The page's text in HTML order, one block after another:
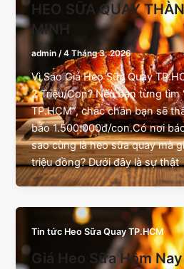
HEO SỮA QUAY
MINH
admin/4 Tháng 3, 2026
Vì Sao Giá Heo Sữa Quay
2 Triệu/Con? Nếu bạn từng tìm
TP.HCM”, chắc chắn bạn sẽ
báo 1.500.000đ/con.Có nơi
sao cùng là heo sữa quay mà
triệu đồng? Dưới đây là sự thật
Tin tức Heo Sữa Quay TP.HCM
Giá Heo Sữa Hôm